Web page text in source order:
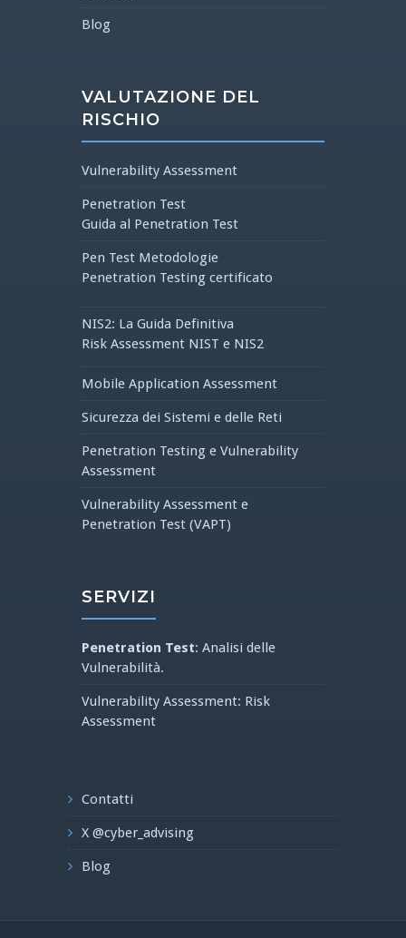
Blog
VALUTAZIONE DEL
RISCHIO
Vulnerability Assessment
Penetration Test
Guida al Penetration Test
Pen Test Metodologie
Penetration Testing certificato
NIS2: La Guida Definitiva
Risk Assessment NIST e NIS2
Mobile Application Assessment
Sicurezza dei Sistemi e delle Reti
Penetration Testing e Vulnerability
Assessment
Vulnerability Assessment e
Penetration Test (VAPT)
SERVIZI
Penetration Test: Analisi delle
Vulnerabilità.
Vulnerability Assessment: Risk
Assessment
Contatti
X @cyber_advising
Blog